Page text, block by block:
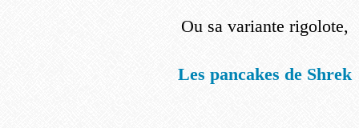
Ou sa variante rigolote,
Les pancakes de Shrek